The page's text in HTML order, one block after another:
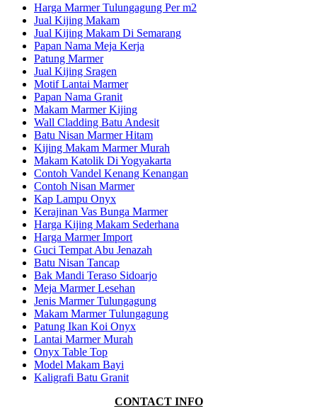
Harga Marmer Tulungagung Per m2
Jual Kijing Makam
Jual Kijing Makam Di Semarang
Papan Nama Meja Kerja
Patung Marmer
Jual Kijing Sragen
Motif Lantai Marmer
Papan Nama Granit
Makam Marmer Kijing
Wall Cladding Batu Andesit
Batu Nisan Marmer Hitam
Kijing Makam Marmer Murah
Makam Katolik Di Yogyakarta
Contoh Vandel Kenang Kenangan
Contoh Nisan Marmer
Kap Lampu Onyx
Kerajinan Vas Bunga Marmer
Harga Kijing Makam Sederhana
Harga Marmer Import
Guci Tempat Abu Jenazah
Batu Nisan Tancap
Bak Mandi Teraso Sidoarjo
Meja Marmer Lesehan
Jenis Marmer Tulungagung
Makam Marmer Tulungagung
Patung Ikan Koi Onyx
Lantai Marmer Murah
Onyx Table Top
Model Makam Bayi
Kaligrafi Batu Granit
CONTACT INFO